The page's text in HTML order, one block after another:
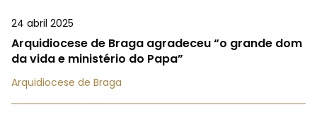
24 abril 2025
Arquidiocese de Braga agradeceu “o grande dom
da vida e ministério do Papa”
Arquidiocese de Braga